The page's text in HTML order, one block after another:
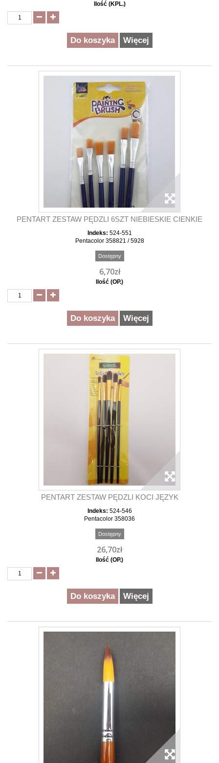
Ilość (KPL.)
Do koszyka Więcej
PENTART ZESTAW PĘDZLI 6SZT NIEBIESKIE CIENKIE
Indeks: 524-551
Pentacolor 358821 / 5928
Dostępny
6,70zł
Ilość (OP.)
Do koszyka Więcej
PENTART ZESTAW PĘDZLI KOCI JĘZYK
Indeks: 524-546
Pentacolor 358036
Dostępny
26,70zł
Ilość (OP.)
Do koszyka Więcej